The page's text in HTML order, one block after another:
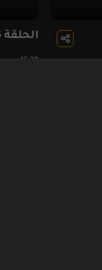
الحلقة 16
16:20